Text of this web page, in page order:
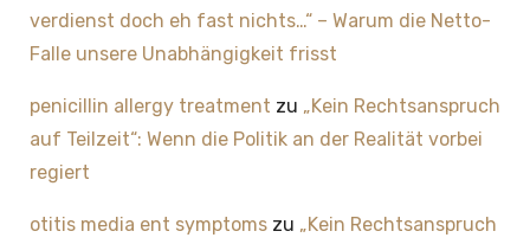
verdienst doch eh fast nichts…“ – Warum die Netto-
Falle unsere Unabhängigkeit frisst
penicillin allergy treatment zu „Kein Rechtsanspruch
auf Teilzeit“: Wenn die Politik an der Realität vorbei
regiert
otitis media ent symptomszu „Kein Rechtsanspruch